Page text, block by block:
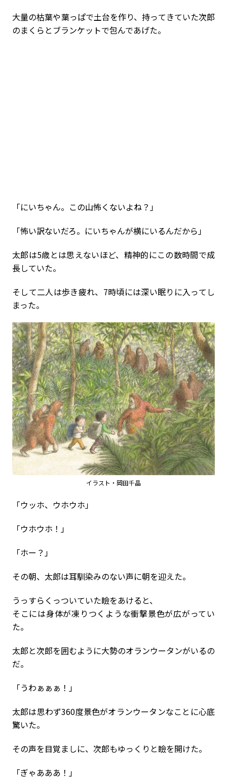
大量の枯葉や葉っぱで土台を作り、持ってきていた次郎
のまくらとブランケットで包んであげた。
「にいちゃん。この山怖くないよね？」
「怖い訳ないだろ。にいちゃんが横にいるんだから」
太郎は5歳とは思えないほど、精神的にこの数時間で成
長していた。
そして二人は歩き疲れ、7時頃には深い眠りに入ってし
まった。
イラスト・岡田千晶
「ウッホ、ウホウホ」
「ウホウホ！」
「ホー？」
その朝、太郎は耳馴染みのない声に朝を迎えた。
うっすらくっついていた瞼をあけると、
そこには身体が凍りつくような衝撃景色が広がってい
た。
太郎と次郎を囲むように大勢のオランウータンがいるの
だ。
「うわぁぁぁ！」
太郎は思わず360度景色がオランウータンなことに心底
驚いた。
その声を目覚ましに、次郎もゆっくりと瞼を開けた。
「ぎゃあああ！」